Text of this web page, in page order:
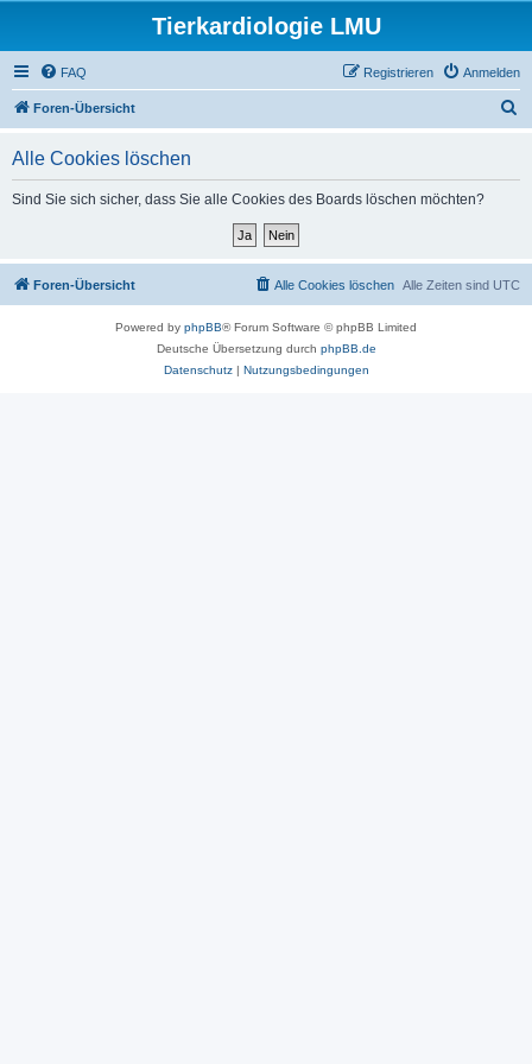
Tierkardiologie LMU
FAQ Anmelden
Registrieren
Foren-Übersicht
Alle Cookies löschen
Sind Sie sich sicher, dass Sie alle Cookies des Boards löschen möchten?
Foren-Übersicht Alle Zeiten sind UTC
Alle Cookies löschen
Powered by phpBB® Forum Software © phpBB Limited
Deutsche Übersetzung durch phpBB.de
Datenschutz| Nutzungsbedingungen